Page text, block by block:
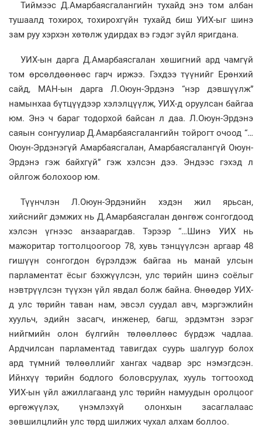
Тиймээс Д.Амарбаясгалангийн тухайд энэ том албан
тушаалд тохирох, тохирохгүйн тухайд биш УИХ-ыг шинэ
зам руу хэрхэн хөтөлж удирдах вэ гэдэг зүйл яригдана.
УИХ-ын дарга Д.Амарбаясгалан хөшигний ард чамгүй
том өрсөлдөөнөөс гарч иржээ. Гэхдээ түүнийг Ерөнхий
сайд, МАН-ын дарга Л.Оюун-Эрдэнэ “нэр дэвшүүлж”
намынхаа бүтцүүдээр хэлэлцүүлж, УИХ-д оруулсан байгаа
юм. Энэ ч бараг тодорхой байсан л даа. Л.Оюун-Эрдэнэ
саяын сонгуулиар Д.Амарбаясгалангийн тойрогт очоод “…
Оюун-Эрдэнэгүй Амарбаясгалан, Амарбаясгалангүй Оюун-
Эрдэнэ гэж байхгүй” гэж хэлсэн дээ. Эндээс гэхэд л
ойлгож болохоор юм.
Түүнчлэн Л.Оюун-Эрдэнийн хэдэн жил ярьсан,
хийснийг дэмжих нь Д.Амарбаясгалан дөнгөж сонгогдоод
хэлсэн үгнээс анзаарагдав. Тэрээр “…Шинэ УИХ нь
мажоритар тогтолцоогоор 78, хувь тэнцүүлсэн аргаар 48
гишүүн сонгогдон бүрэлдэж байгаа нь манай улсын
парламентат ёсыг бэхжүүлсэн, улс төрийн шинэ соёлыг
нэвтрүүлсэн түүхэн үйл явдал болж байна. Өнөөдөр УИХ-
д улс төрийн таван нам, эвсэл суудал авч, мэргэжлийн
хуульч, эдийн засагч, инженер, багш, эрдэмтэн зэрэг
нийгмийн олон бүлгийн төлөөллөөс бүрдэж чадлаа.
Ардчилсан парламентад тавигдах суурь шалгуур болох
ард түмний төлөөллийг хангах чадвар эрс нэмэгдсэн.
Ийнхүү төрийн бодлого боловсруулах, хууль тогтооход
УИХ-ын үйл ажиллагаанд улс төрийн намуудын оролцоог
өргөжүүлэх, үнэмлэхүй олонхын засаглалаас
зөвшилцлийн улс төрд шилжих чухал алхам боллоо.